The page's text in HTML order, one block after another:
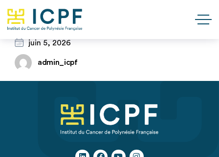
juin 5, 2026
admin_icpf